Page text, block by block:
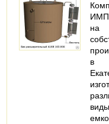
на
в
виды